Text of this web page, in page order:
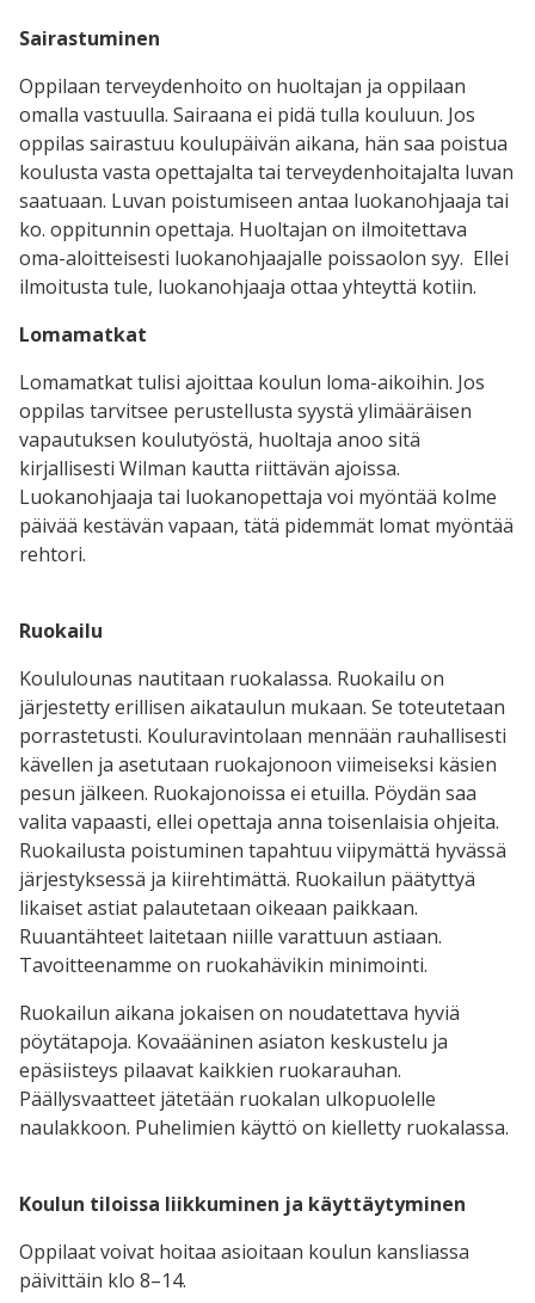
Sairastuminen
Oppilaan terveydenhoito on huoltajan ja oppilaan
omalla vastuulla. Sairaana ei pidä tulla kouluun. Jos
oppilas sairastuu koulupäivän aikana, hän saa poistua
koulusta vasta opettajalta tai terveydenhoitajalta luvan
saatuaan. Luvan poistumiseen antaa luokanohjaaja tai
ko. oppitunnin opettaja. Huoltajan on ilmoitettava
oma-aloitteisesti luokanohjaajalle poissaolon syy. Ellei
ilmoitusta tule, luokanohjaaja ottaa yhteyttä kotiin.
Lomamatkat
Lomamatkat tulisi ajoittaa koulun loma-aikoihin. Jos
oppilas tarvitsee perustellusta syystä ylimääräisen
vapautuksen koulutyöstä, huoltaja anoo sitä
kirjallisesti Wilman kautta riittävän ajoissa.
Luokanohjaaja tai luokanopettaja voi myöntää kolme
päivää kestävän vapaan, tätä pidemmät lomat myöntää
rehtori.
Ruokailu
Koululounas nautitaan ruokalassa. Ruokailu on
järjestetty erillisen aikataulun mukaan. Se toteutetaan
porrastetusti. Kouluravintolaan mennään rauhallisesti
kävellen ja asetutaan ruokajonoon viimeiseksi käsien
pesun jälkeen. Ruokajonoissa ei etuilla. Pöydän saa
valita vapaasti, ellei opettaja anna toisenlaisia ohjeita.
Ruokailusta poistuminen tapahtuu viipymättä hyvässä
järjestyksessä ja kiirehtimättä. Ruokailun päätyttyä
likaiset astiat palautetaan oikeaan paikkaan.
Ruuantähteet laitetaan niille varattuun astiaan.
Tavoitteenamme on ruokahävikin minimointi.
Ruokailun aikana jokaisen on noudatettava hyviä
pöytätapoja. Kovaääninen asiaton keskustelu ja
epäsiisteys pilaavat kaikkien ruokarauhan.
Päällysvaatteet jätetään ruokalan ulkopuolelle
naulakkoon. Puhelimien käyttö on kielletty ruokalassa.
Koulun tiloissa liikkuminen ja käyttäytyminen
Oppilaat voivat hoitaa asioitaan koulun kansliassa
päivittäin klo 8–14.